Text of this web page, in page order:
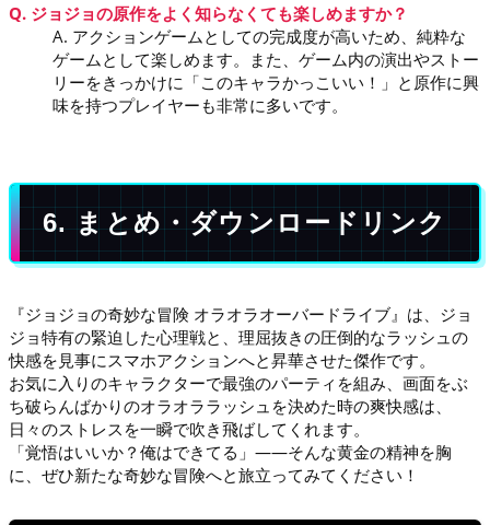
Q. ジョジョの原作をよく知らなくても楽しめますか？
A. アクションゲームとしての完成度が高いため、純粋な
ゲームとして楽しめます。また、ゲーム内の演出やストー
リーをきっかけに「このキャラかっこいい！」と原作に興
味を持つプレイヤーも非常に多いです。
6. まとめ・ダウンロードリンク
『ジョジョの奇妙な冒険 オラオラオーバードライブ』は、ジョ
ジョ特有の緊迫した心理戦と、理屈抜きの圧倒的なラッシュの
快感を見事にスマホアクションへと昇華させた傑作です。
お気に入りのキャラクターで最強のパーティを組み、画面をぶ
ち破らんばかりのオラオララッシュを決めた時の爽快感は、
日々のストレスを一瞬で吹き飛ばしてくれます。
「覚悟はいいか？俺はできてる」――そんな黄金の精神を胸
に、ぜひ新たな奇妙な冒険へと旅立ってみてください！